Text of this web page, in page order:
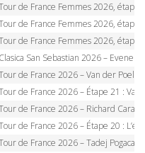
de France Femmes 2026, étape 3 – Sigrid Haugset en solitaire, 88 km d’échappée, maillot jaune
de France Femmes 2026, étape 2 – Lorena Wiebes doublé à Genève, Markus héroïque, 7e record
de France Femmes 2026, étape 1 – Lorena Wiebes intouchable à Lausanne, premier maillot jaune
Clasica San Sebastian 2026 – Evenepoel recordman, 4e victoire, Carapaz battu au sprint
de France 2026 – Van der Poel monumental à Paris, Pogacar égale le record des cinq sacres
de France 2026 – Étape 21 : Van der Poel, Pogacar, qui succédera à Wout van Aert sur les Champs-Elysées ?
de France 2026 – Richard Carapaz roi des Alpes, doublé et maillot à pois, Seixas perd le podium
de France 2026 – Étape 20 : L’étape reine, Galibier, Sarenne, Alpe d’Huez, qui succédera à Pogacar ?
de France 2026 – Tadej Pogacar dompte l’Alpe d’Huez, 5e victoire, record de Pantani pulvérisé